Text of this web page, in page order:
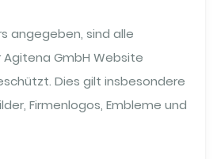
angegeben, sind alle
GmbH Website
Dies gilt insbesondere
Firmenlogos, Embleme und